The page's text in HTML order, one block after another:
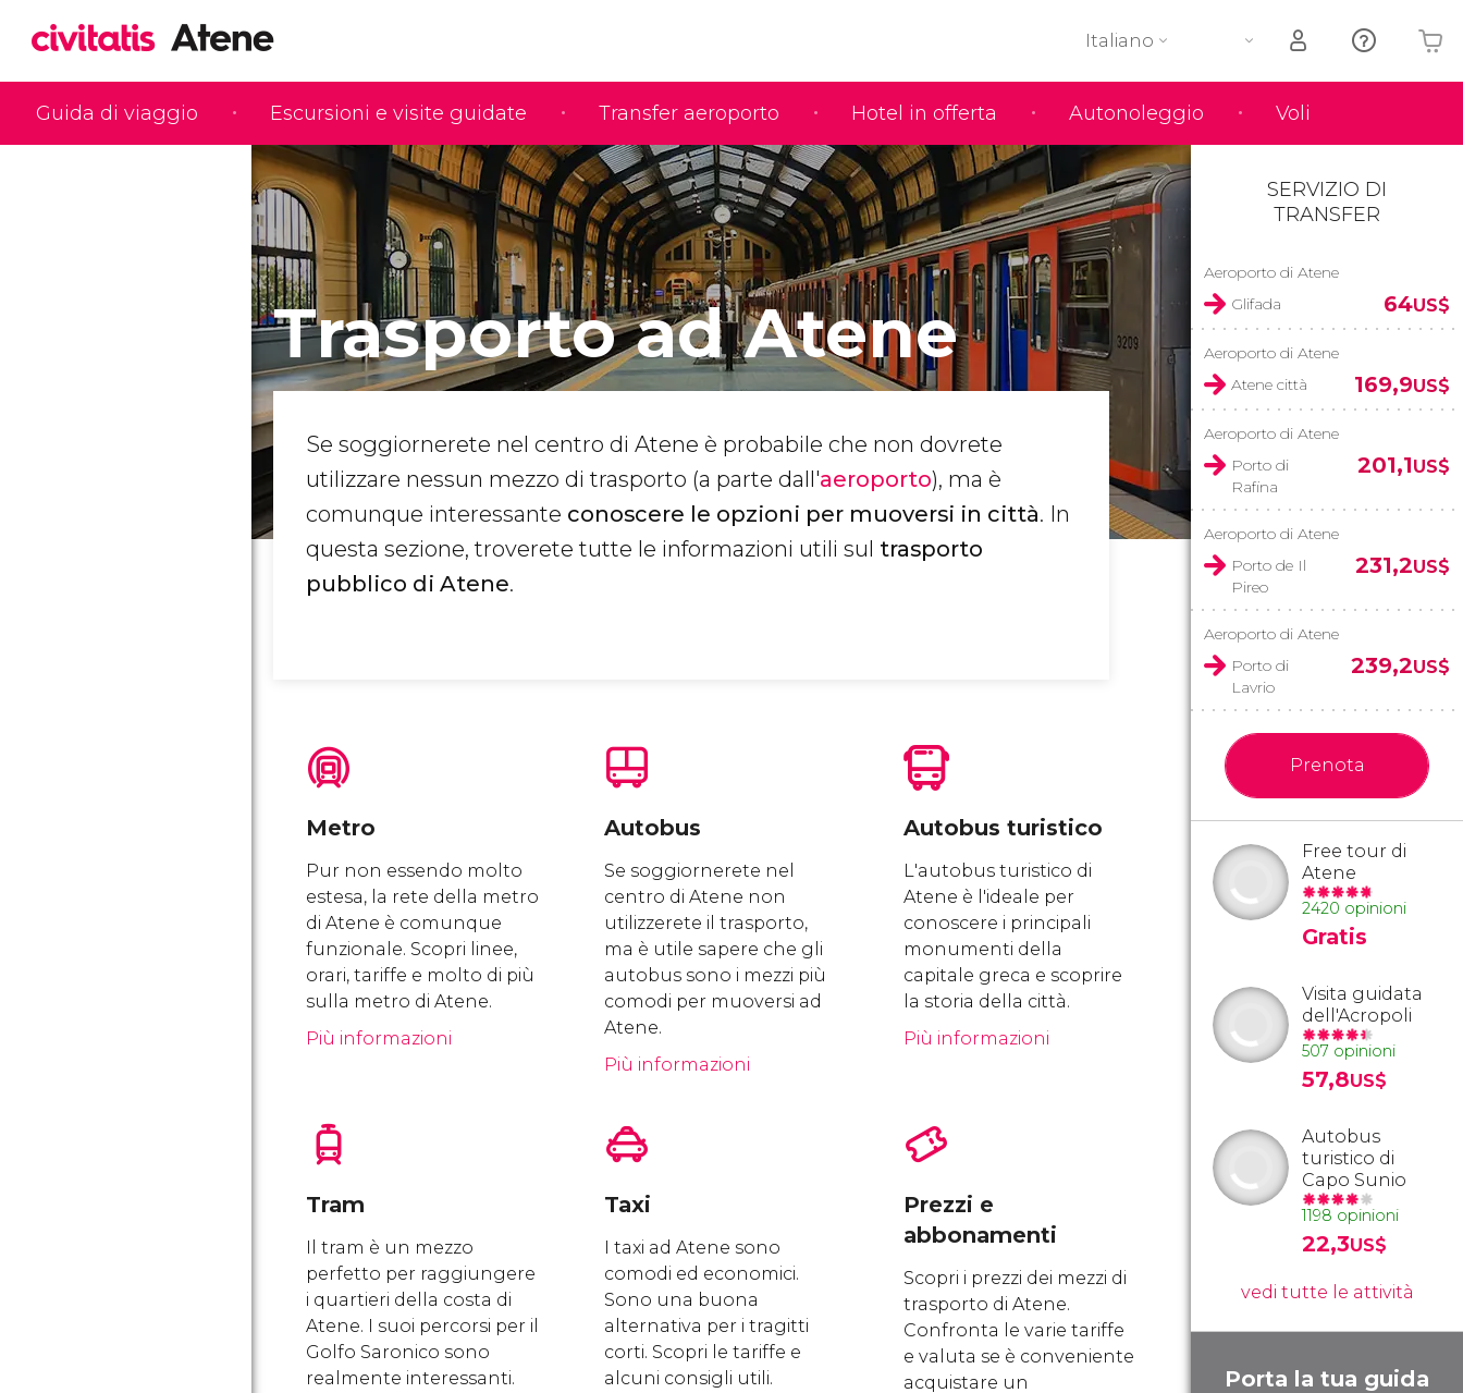
Guida di viaggio Escursioni e visite guidate Transfer aeroporto Hotel in offerta Autonoleggio Voli
Italiano
Il tuo carrello è vuoto
Trasporto ad Atene
Se soggiornerete nel centro di Atene è probabile che non dovrete
utilizzare nessun mezzo di trasporto (a parte dall'aeroporto), ma è
comunque interessante conoscere le opzioni per muoversi in città. In
questa sezione, troverete tutte le informazioni utili sul trasporto
pubblico di Atene.
Metro
Pur non essendo molto
estesa, la rete della metro
di Atene è comunque
funzionale. Scopri linee,
orari, tariffe e molto di più
sulla metro di Atene.
Più informazioni
Autobus
Se soggiornerete nel
centro di Atene non
utilizzerete il trasporto,
ma è utile sapere che gli
autobus sono i mezzi più
comodi per muoversi ad
Atene.
Più informazioni
Autobus turistico
L'autobus turistico di
Atene è l'ideale per
conoscere i principali
monumenti della
capitale greca e scoprire
la storia della città.
Più informazioni
Tram
Il tram è un mezzo
perfetto per raggiungere
i quartieri della costa di
Atene. I suoi percorsi per il
Golfo Saronico sono
realmente interessanti.
Taxi
I taxi ad Atene sono
comodi ed economici.
Sono una buona
alternativa per i tragitti
corti. Scopri le tariffe e
alcuni consigli utili.
Prezzi e
abbonamenti
Scopri i prezzi dei mezzi di
trasporto di Atene.
Confronta le varie tariffe
e valuta se è conveniente
acquistare un
SERVIZIO DI
TRANSFER
Aeroporto di Atene
Glifada
64US$
Aeroporto di Atene
Atene città
169,9US$
Aeroporto di Atene
Porto di
Rafina
201,1US$
Aeroporto di Atene
Porto de Il
Pireo
231,2US$
Aeroporto di Atene
Porto di
Lavrio
239,2US$
Prenota
Free tour di
Atene
2420 opinioni
Gratis
Visita guidata
dell'Acropoli
507 opinioni
57,8US$
Autobus
turistico di
Capo Sunio
1198 opinioni
22,3US$
vedi tutte le attività
Porta la tua guida